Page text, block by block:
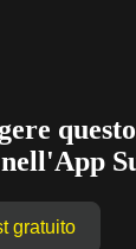
gratuito